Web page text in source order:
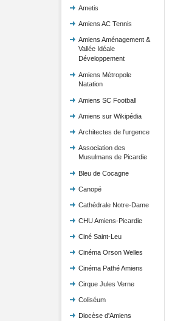
Ametis
Amiens AC Tennis
Amiens Aménagement &
Vallée Idéale
Développement
Amiens Métropole
Natation
Amiens SC Football
Amiens sur Wikipédia
Architectes de l'urgence
Association des
Musulmans de Picardie
Bleu de Cocagne
Canopé
Cathédrale Notre-Dame
CHU Amiens-Picardie
Ciné Saint-Leu
Cinéma Orson Welles
Cinéma Pathé Amiens
Cirque Jules Verne
Coliséum
Diocèse d'Amiens